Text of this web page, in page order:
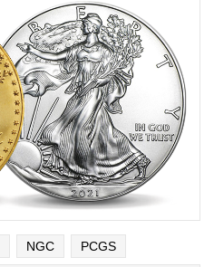
NGC PCGS